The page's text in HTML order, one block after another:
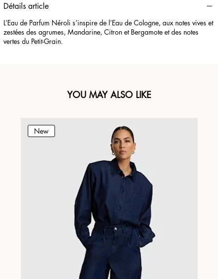
Détails article
L’Eau de Parfum Néroli s’inspire de l’Eau de Cologne, aux notes vives et
zestées des agrumes, Mandarine, Citron et Bergamote et des notes
vertes du Petit-Grain.
YOU MAY ALSO LIKE
New